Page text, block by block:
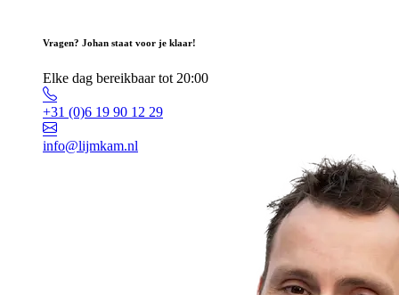
Vragen? Johan staat voor je klaar!
Elke dag bereikbaar tot 20:00
+31 (0)6 19 90 12 29
info@lijmkam.nl